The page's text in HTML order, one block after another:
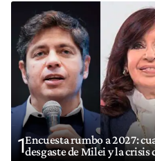
1Encuesta rumbo a 2027:
desgaste de Milei y la